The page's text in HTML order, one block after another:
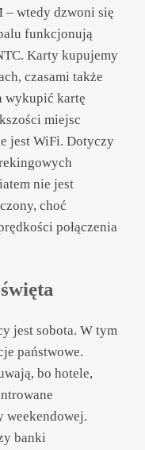
– wtedy dzwoni się
funkcjonują
Karty kupujemy
czasami także
wykupić kartę
miejsc
jest WiFi. Dotyczy
nie jest
choć
połączenia
jest sobota. W tym
państwowe.
bo hotele,
weekendowej.
banki